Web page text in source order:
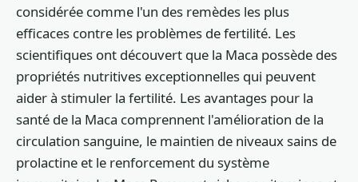
considérée comme l'un des remèdes les plus
efficaces contre les problèmes de fertilité. Les
scientifiques ont découvert que la Maca possède des
propriétés nutritives exceptionnelles qui peuvent
aider à stimuler la fertilité. Les avantages pour la
santé de la Maca comprennent l'amélioration de la
circulation sanguine, le maintien de niveaux sains de
prolactine et le renforcement du système